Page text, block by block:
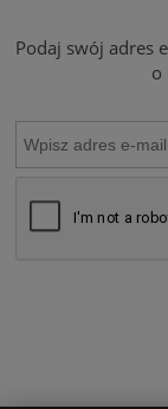
Podaj swój adres
o